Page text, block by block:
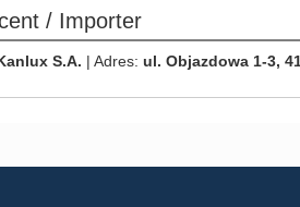
/ Importer
S.A. | Adres: ul. Objazdowa 1-3,